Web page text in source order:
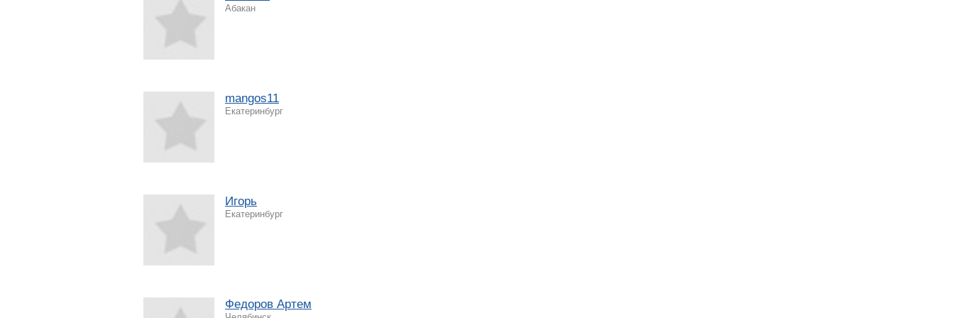
Абакан
mangos11
Екатеринбург
Игорь
Екатеринбург
Федоров Артем